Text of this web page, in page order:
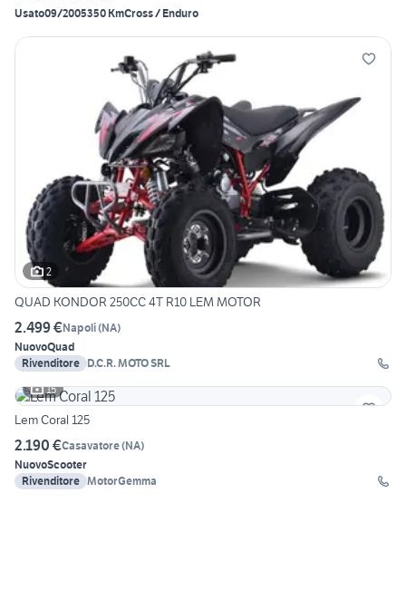
Usato09/2005350 KmCross / Enduro
2
QUAD KONDOR 250CC 4T R10 LEM MOTOR
2.499 €Napoli(NA)
NuovoQuad
Rivenditore D.C.R. MOTO SRL
15
Lem Coral 125
2.190 €Casavatore(NA)
NuovoScooter
Rivenditore MotorGemma